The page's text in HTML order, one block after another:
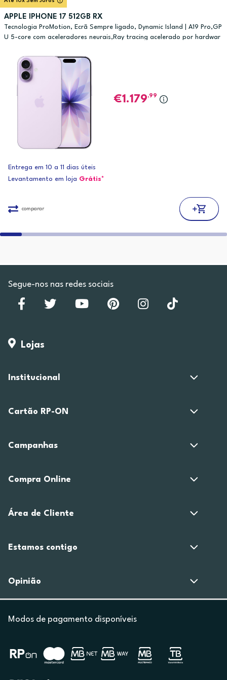
APPLE IPHONE 17 512GB RX
Tecnologia ProMotion, Ecrã Sempre ligado, Dynamic Island | A19 Pro,GP
U 5-core com aceleradores neurais,Ray tracing acelerado por hardwar
1.179,99
Entrega em 10 a 11 dias úteis
Levantamento em loja Grátis*
comparar
Segue-nos nas redes sociais
Lojas
Institucional
Cartão RP-ON
Campanhas
Compra Online
Área de Cliente
Estamos contigo
Opinião
Modos de pagamento disponíveis